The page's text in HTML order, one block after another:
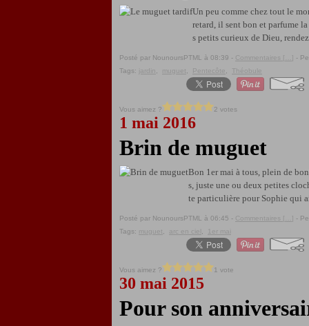
Un peu comme chez tout le
retard, il sent bon et parfume
s petits curieux de Dieu,
Posté par NounoursPTML à 08:39 - Commentaires [ ] -
Tags:
jardin muguet Pentecôte Théobule
Vous aimez ? 2 votes
1 mai 2016
Brin de muguet
Bon 1er mai à tous, plein de
s, juste une ou deux petites
te particulière pour Sophie qui
Posté par NounoursPTML à 06:45 - Commentaires [ ] -
Tags:
muguet arc en ciel 1er mai
Vous aimez ? 1 vote
30 mai 2015
Pour son